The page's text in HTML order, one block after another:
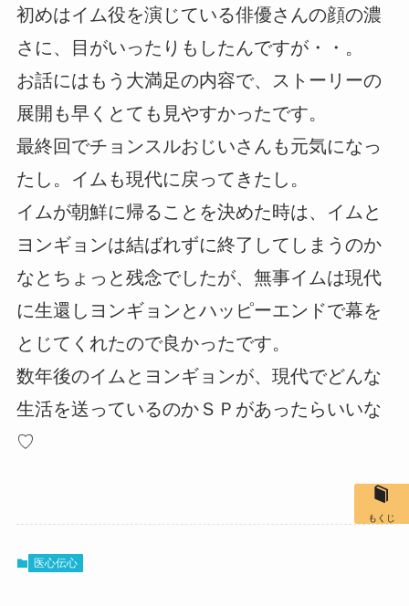
初めはイム役を演じている俳優さんの顔の濃
さに、目がいったりもしたんですが・・。
お話にはもう大満足の内容で、ストーリーの
展開も早くとても見やすかったです。
最終回でチョンスルおじいさんも元気になっ
たし。イムも現代に戻ってきたし。
イムが朝鮮に帰ることを決めた時は、イムと
ヨンギョンは結ばれずに終了してしまうのか
なとちょっと残念でしたが、無事イムは現代
に生還しヨンギョンとハッピーエンドで幕を
とじてくれたので良かったです。
数年後のイムとヨンギョンが、現代でどんな
生活を送っているのかＳＰがあったらいいな
♡
医心伝心
もくじ